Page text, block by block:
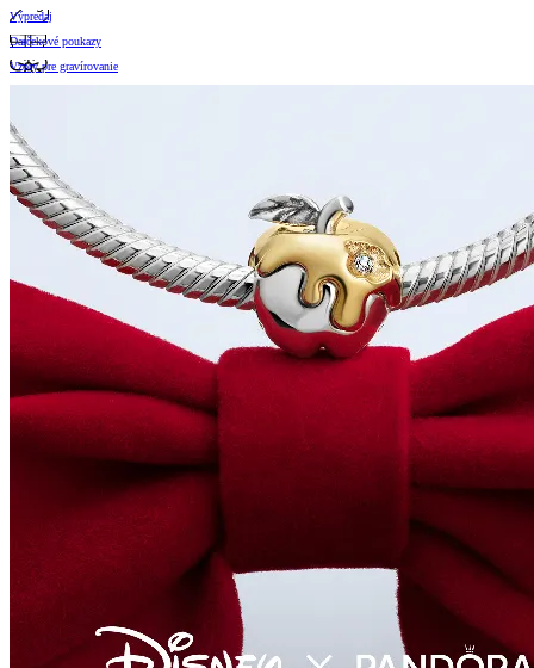
Výpredaj
Darčekové poukazy
Vzory pre gravírovanie